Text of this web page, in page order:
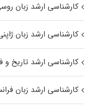
کارشناسی ارشد زبان
کارشناسی ارشد زبان
کارشناسی ارشد تاریخ و
کارشناسی ارشد زبان